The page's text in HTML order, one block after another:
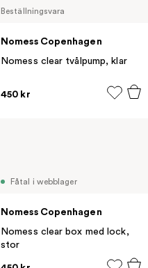
Beställningsvara
Nomess Copenhagen
Nomess clear tvålpump, klar
450 kr
Fåtal i webblager
Nomess Copenhagen
Nomess clear box med lock,
stor